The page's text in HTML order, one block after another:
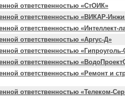
ответственностью «СтОИК»
ответственностью «ВИКАР-
ответственностью «Интеллект-
ответственностью «Аргус-Д»
ответственностью
ответственностью
ответственностью «Ремонт и
ответственностью «Телеком-